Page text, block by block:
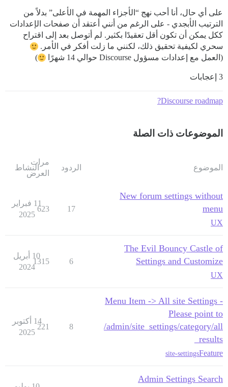
على أي حال، أنا أحب نهج “الأجزاء المهمة في الأعلى” بدلاً من
الترتيب الأبجدي - على الرغم من أنني أعتقد أن صفحات الإعدادات
ككل يمكن أن تكون أقل تعقيدًا بكثير. لم أتوصل بعد إلى اقتراح
سحري لكيفية تحقيق ذلك، لكنني ما زلت أفكر في الأمر.
(العمل مع إعدادات مسؤول Discourse حوالي 14 شهرًا
)
3 إعجابات
Discourse roadmap?
الموضوعات ذات الصلة
الموضوع الردود
مرات
العرض
النشاط
New forum settings without
menu
UX
17
623
11 فبراير
2025
The Evil Bouncy Castle of
Settings and Customize
UX
6
1315
10 أبريل
2024
Menu Item -> All site Settings -
Please point to
/admin/site_settings/category/all
_results
Feature
site-settings
8
221
14 أكتوبر
2025
Admin Settings Search